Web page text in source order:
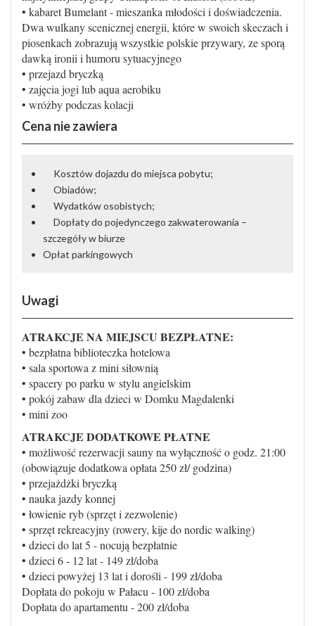
• kabaret Bumelant - mieszanka młodości i doświadczenia.
Dwa wulkany scenicznej energii, które w swoich skeczach i
piosenkach zobrazują wszystkie polskie przywary, ze sporą
dawką ironii i humoru sytuacyjnego
• przejazd bryczką
• zajęcia jogi lub aqua aerobiku
• wróżby podczas kolacji
Cena nie zawiera
Kosztów dojazdu do miejsca pobytu;
Obiadów;
Wydatków osobistych;
Dopłaty do pojedynczego zakwaterowania –
szczegóły w biurze
Opłat parkingowych
Uwagi
ATRAKCJE NA MIEJSCU BEZPŁATNE:
• bezpłatna biblioteczka hotelowa
• sala sportowa z mini siłownią
• spacery po parku w stylu angielskim
• pokój zabaw dla dzieci w Domku Magdalenki
• mini zoo
ATRAKCJE DODATKOWE PŁATNE
• możliwość rezerwacji sauny na wyłączność o godz. 21:00
(obowiązuje dodatkowa opłata 250 zł/ godzina)
• przejażdżki bryczką
• nauka jazdy konnej
• łowienie ryb (sprzęt i zezwolenie)
• sprzęt rekreacyjny (rowery, kije do nordic walking)
• dzieci do lat 5 - nocują bezpłatnie
• dzieci 6 - 12 lat - 149 zł/doba
• dzieci powyżej 13 lat i dorośli - 199 zł/doba
Dopłata do pokoju w Pałacu - 100 zł/doba
Dopłata do apartamentu - 200 zł/doba